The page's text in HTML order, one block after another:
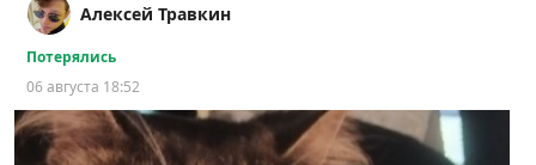
Алексей Травкин
Потерялись
06 августа 18:52